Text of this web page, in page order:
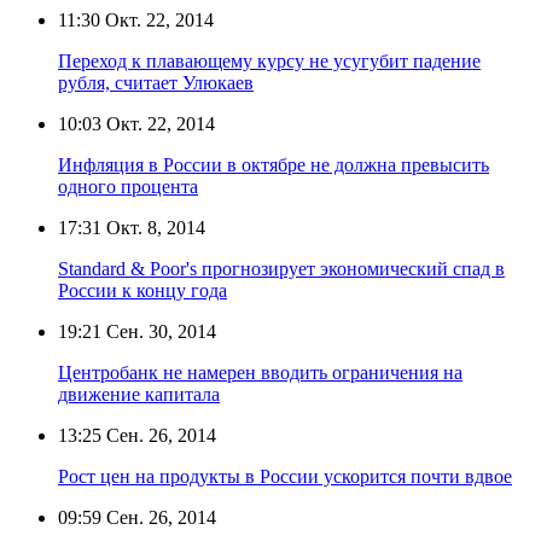
11:30 Окт. 22, 2014
Переход к плавающему курсу не усугубит падение
рубля, считает Улюкаев
10:03 Окт. 22, 2014
Инфляция в России в октябре не должна превысить
одного процента
17:31 Окт. 8, 2014
Standard & Poor's прогнозирует экономический спад в
России к концу года
19:21 Сен. 30, 2014
Центробанк не намерен вводить ограничения на
движение капитала
13:25 Сен. 26, 2014
Рост цен на продукты в России ускорится почти вдвое
09:59 Сен. 26, 2014